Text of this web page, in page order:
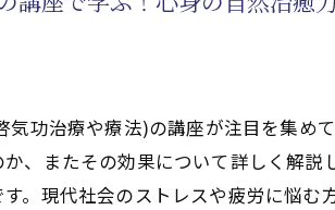
功治療や療法)の講座が注目を集め
、またその効果について詳しく解
。現代社会のストレスや疲労に悩